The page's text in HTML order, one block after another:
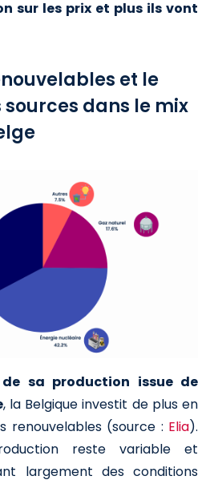
sur les prix et plus ils vont
et le
dans le mix
sa production issue de
, la Belgique investit de plus en
renouvelables (source : Elia).
reste variable et
largement des conditions